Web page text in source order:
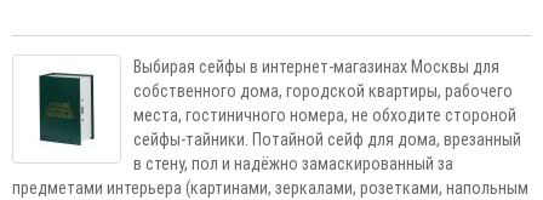
Выбирая сейфы в интернет-магазинах Москвы для
собственного дома, городской квартиры, рабочего
места, гостиничного номера, не обходите стороной
сейфы-тайники. Потайной сейф для дома, врезанный
в стену, пол и надёжно замаскированный за
предметами интерьера (картинами, зеркалами, розетками, напольным